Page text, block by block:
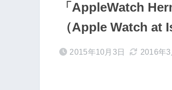
「AppleWatch
（Apple Watch at
2015年10月3日 2016年3